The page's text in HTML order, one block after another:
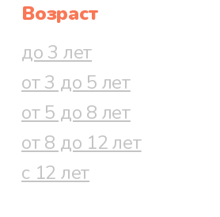
Возраст
до 3 лет
от 3 до 5 лет
от 5 до 8 лет
от 8 до 12 лет
с 12 лет